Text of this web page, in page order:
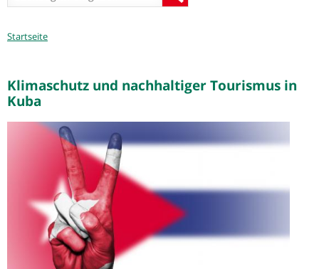
Sie
Startseite
Klimaschutz und nachhaltiger Tourismus in
Kuba